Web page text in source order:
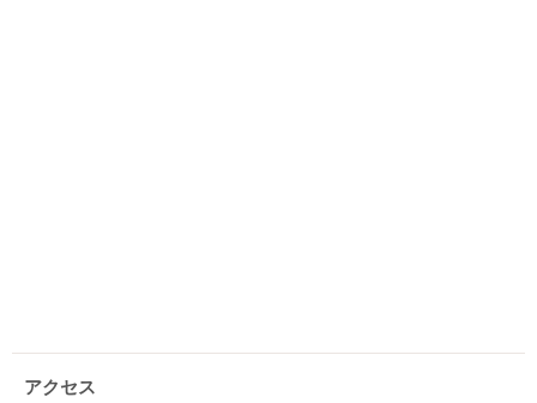
アクセス